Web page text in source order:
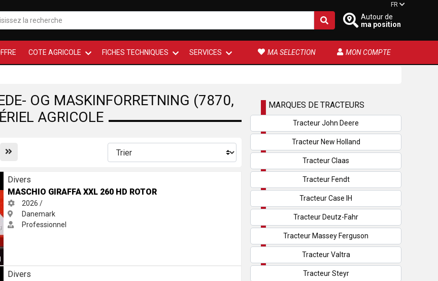
Autour de
ma position
FR
COTE AGRICOLE FICHES TECHNIQUES SERVICES MA SELECTION MON COMPTE
OG MASKINFORRETNING (7870,
AGRICOLE
Divers
MASCHIO GIRAFFA XXL 260 HD ROTOR
2026 /
Danemark
Professionnel
Divers
MARQUES DE TRACTEURS
Tracteur John Deere
Tracteur New Holland
Tracteur Claas
Tracteur Fendt
Tracteur Case IH
Tracteur Deutz-Fahr
Tracteur Massey Ferguson
Tracteur Valtra
Tracteur Steyr